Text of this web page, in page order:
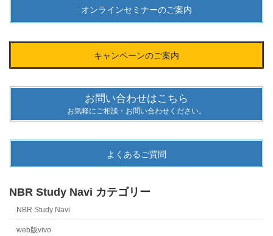
オンラインセミナーのご案内
キャンペーンのご案内
お問い合わせはこちら
お気軽にご相談・お問い合わせください。
よくあるご質問
NBR Study Navi カテゴリー
NBR Study Navi
web版vivo